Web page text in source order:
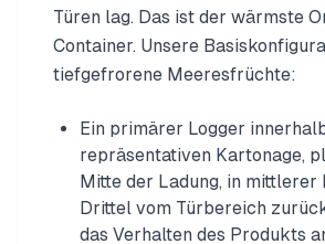
Türen lag. Das ist der wärmste
Container. Unsere
tiefgefrorene Meeresfrüchte:
Ein primärer Logger
repräsentativen Kartonage,
Mitte der Ladung, in mittlerer
Drittel vom Türbereich
das Verhalten des Produkts